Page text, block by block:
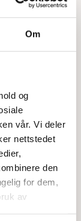
Om
og
vår. Vi deler
nettstedet
den
for dem,
av
befarte
vinterhagen